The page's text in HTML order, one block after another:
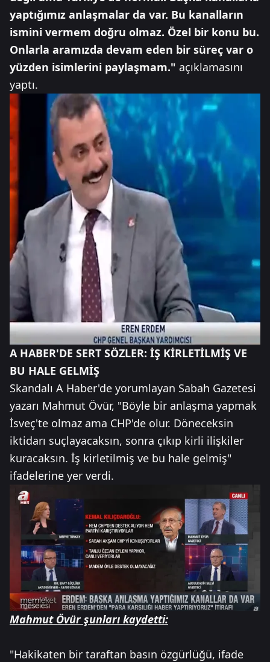
yaptığımız anlaşmalar da var. Bu kanalların
ismini vermem doğru olmaz. Özel bir konu bu.
Onlarla aramızda devam eden bir süreç var o
yüzden isimlerini paylaşmam." açıklamasını
yaptı.
A HABER'DE SERT SÖZLER: İŞ KİRLETİLMİŞ VE
BU HALE GELMİŞ
Skandalı A Haber'de yorumlayan Sabah Gazetesi
yazarı Mahmut Övür, "Böyle bir anlaşma yapmak
İsveç'te olmaz ama CHP'de olur. Döneceksin
iktidarı suçlayacaksın, sonra çıkıp kirli ilişkiler
kuracaksın. İş kirletilmiş ve bu hale gelmiş"
ifadelerine yer verdi.
Mahmut Övür şunları kaydetti:
"Hakikaten bir taraftan basın özgürlüğü, ifade